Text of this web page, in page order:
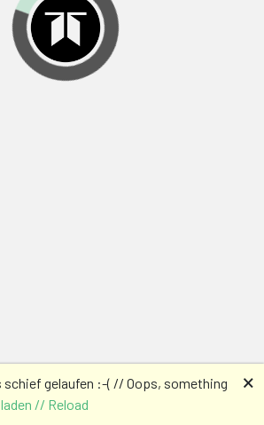
schief gelaufen :-( // Oops, something
// Reload
🗙